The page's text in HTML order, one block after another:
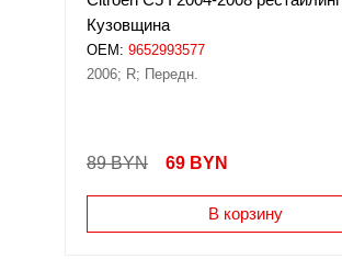
Кузовщина
OEM: 9652993577
2006; R; Передн.
89 BYN 69 BYN
В корзину